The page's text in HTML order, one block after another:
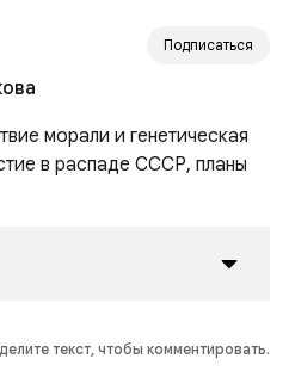
Подписаться
текст, чтобы комментировать.